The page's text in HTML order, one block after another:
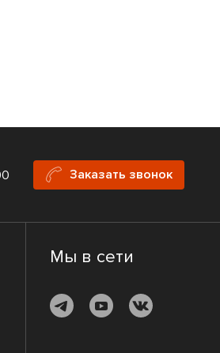
Заказать звонок
Мы в сети